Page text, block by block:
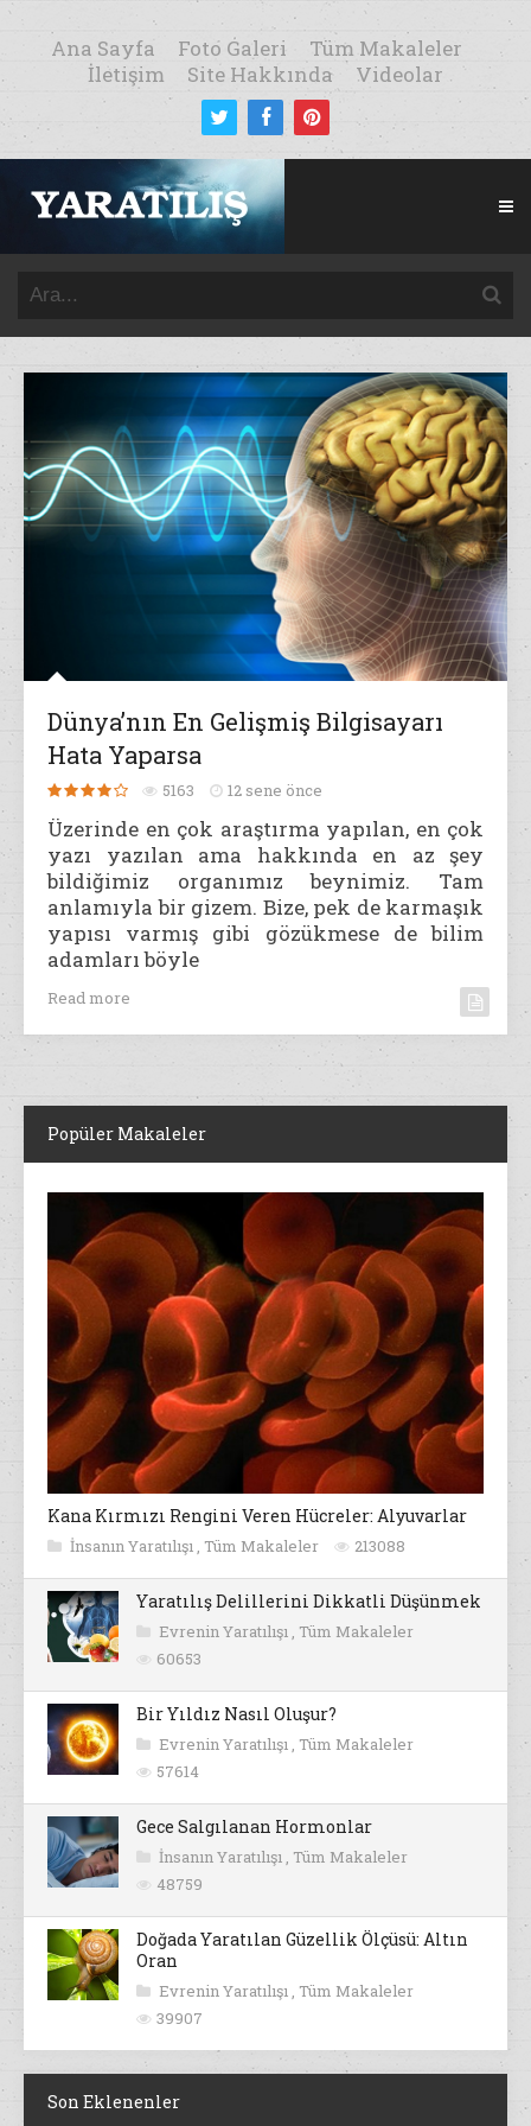
Ana Sayfa Foto Galeri
Tüm Makaleler
İletişim
Site Hakkında Videolar
Dünya’nın En Gelişmiş Bilgisayarı
Hata Yaparsa
5163 12 sene önce
Üzerinde en çok araştırma yapılan, en çok
yazı yazılan ama hakkında en az şey
bildiğimiz organımız beynimiz. Tam
anlamıyla bir gizem. Bize, pek de karmaşık
yapısı varmış gibi gözükmese de bilim
adamları böyle
Read more
Popüler Makaleler
Kana Kırmızı Rengini Veren Hücreler: Alyuvarlar
İnsanın Yaratılışı , Tüm Makaleler 213088
Yaratılış Delillerini Dikkatli Düşünmek
Evrenin Yaratılışı , Tüm Makaleler
60653
Bir Yıldız Nasıl Oluşur?
Evrenin Yaratılışı , Tüm Makaleler
57614
Gece Salgılanan Hormonlar
İnsanın Yaratılışı , Tüm Makaleler
48759
Doğada Yaratılan Güzellik Ölçüsü: Altın
Oran
Evrenin Yaratılışı , Tüm Makaleler
39907
Son Eklenenler